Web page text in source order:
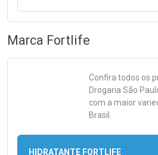
Marca Fortlife
Confira todos os
Drogaria São
com a maior
Brasil.
HIDRATANTE FORTLIFE